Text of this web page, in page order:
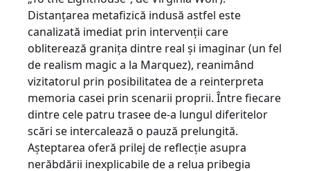
Distanţarea metafizică indusă astfel este
canalizată imediat prin intervenţii care
obliterează graniţa dintre real şi imaginar (un fel
de realism magic a la Marquez), reanimând
vizitatorul prin posibilitatea de a reinterpreta
memoria casei prin scenarii proprii. Între fiecare
dintre cele patru trasee de-a lungul diferitelor
scări se intercalează o pauză prelungită.
Aşteptarea oferă prilej de reflecţie asupra
nerăbdării inexplicabile de a relua pribegia